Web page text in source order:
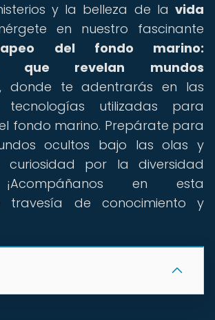
y la belleza de la vida
en nuestro fascinante
del fondo marino:
que revelan mundos
donde te adentrarás en las
tecnologías utilizadas para
fondo marino. Prepárate para
ocultos bajo las olas y
curiosidad por la diversidad
en esta
travesía de conocimiento y